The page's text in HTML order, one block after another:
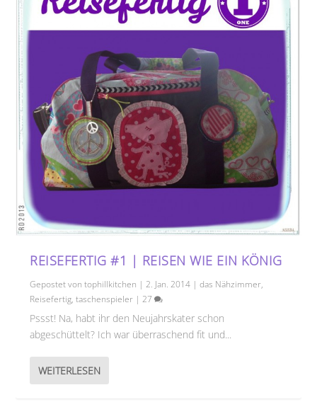
REISEFERTIG #1 | REISEN WIE EIN KÖNIG
Gepostet vontophillkitchen |2. Jan. 2014 |das Nähzimmer,
Reisefertig,taschenspieler |27
Pssst! Na, habt ihr den Neujahrskater schon
abgeschüttelt? Ich war überraschend fit und...
WEITERLESEN